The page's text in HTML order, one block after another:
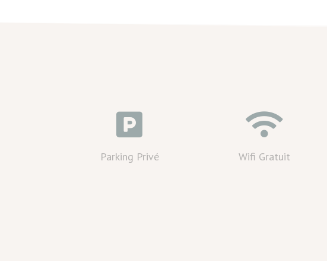

Parking Privé

Wifi Gratuit